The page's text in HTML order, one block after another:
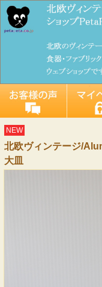
NEW
北欧ヴィンテージ/
大皿